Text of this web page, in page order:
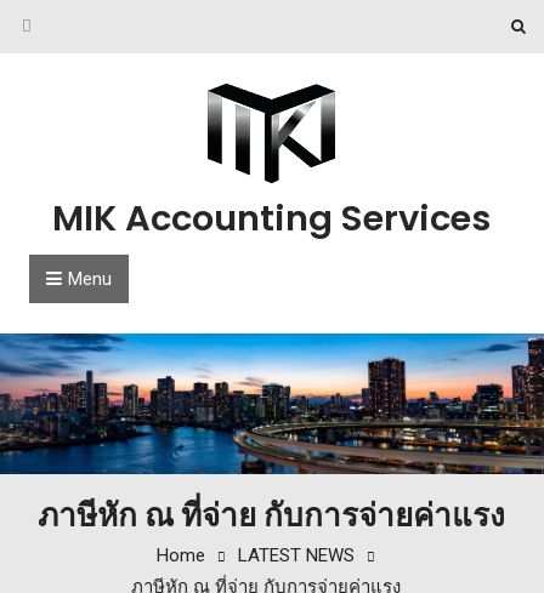
Skip to content
MIK Accounting Services
Menu
ภาษีหัก ณ ที่จ่าย กับการจ่ายค่าแรง
Home
LATEST NEWS
ภาษีหัก ณ ที่จ่าย กับการจ่ายค่าแรง